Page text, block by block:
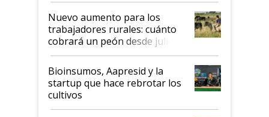
Nuevo aumento para los
trabajadores rurales: cuánto
cobrará un peón desde julio
Bioinsumos, Aapresid y la
startup que hace rebrotar los
cultivos